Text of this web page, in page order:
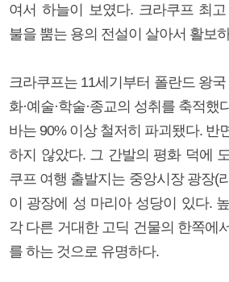
여서 하늘이 보였다. 크라쿠프 최
불을 뿜는 용의 전설이 살아서 활보
크라쿠프는 11세기부터 폴란드 왕
화·예술·학술·종교의 성취를 축적했
바는 90% 이상 철저히 파괴됐다. 반
하지 않았다. 그 간발의 평화 덕에
쿠프 여행 출발지는 중앙시장 광장(
이 광장에 성 마리아 성당이 있다.
각 다른 거대한 고딕 건물의 한쪽에
를 하는 것으로 유명하다.